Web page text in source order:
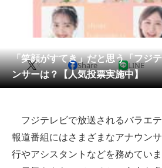
教育・
リサーチ
会員記事
メディア
ITの今と未来を見通す
スマホと通信の最新トレンド
「笑顔がすてき」だと思う「フジ
ンサーは？【人気投票実施中】
X Share LINE
フジテレビで放送されるバラエテ
報道番組にはさまざまなアナウン
行やアシスタントなどを務めてい